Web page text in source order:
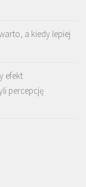
a kiedy lepiej
efekt
percepcję